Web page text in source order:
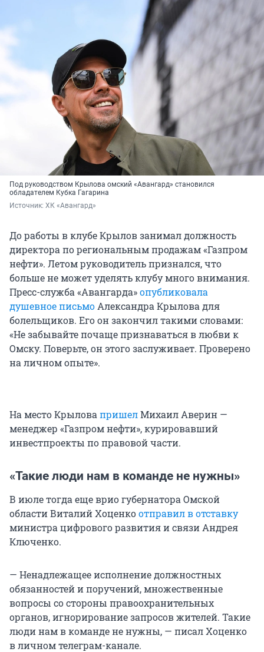
Под руководством Крылова омский «Авангард» становился
обладателем Кубка Гагарина
Источник: ХК «Авангард»
До работы в клубе Крылов занимал должность
директора по региональным продажам «Газпром
нефти». Летом руководитель признался, что
больше не может уделять клубу много внимания.
Пресс-служба «Авангарда»опубликовала
душевное письмо Александра Крылова для
болельщиков. Его он закончил такими словами:
«Не забывайте почаще признаваться в любви к
Омску. Поверьте, он этого заслуживает. Проверено
на личном опыте».
На место Крылова пришелМихаил Аверин —
менеджер «Газпром нефти», курировавший
инвестпроекты по правовой части.
«Такие люди нам в команде не нужны»
В июле тогда еще врио губернатора Омской
области Виталий Хоценкоотправил в отставку
министра цифрового развития и связи Андрея
Ключенко.
— Ненадлежащее исполнение должностных
обязанностей и поручений, множественные
вопросы со стороны правоохранительных
органов, игнорирование запросов жителей. Такие
люди нам в команде не нужны, — писал Хоценко
в личном телеграм-канале.